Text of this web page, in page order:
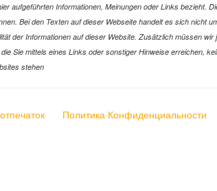
aufgeführten Informationen, Meinungen oder Links bezieht.
Bei den Texten auf dieser Webseite handelt es sich nicht
der Informationen auf dieser Website. Zusätzlich müssen
Sie mittels eines Links oder sonstiger Hinweise erreichen,
stehen
отпечаток Политика Конфиденциальности